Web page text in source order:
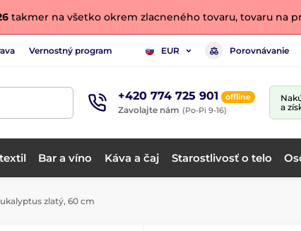
takmer na všetko okrem zlacneného tovaru, tovaru na
Vernostný program EUR Porovnávanie
+420 774 725 901 offline
Zavolajte nám (Po-Pi 9-16)
a
Bar a víno Káva a čaj Starostlivosť o telo
zlatý, 60 cm